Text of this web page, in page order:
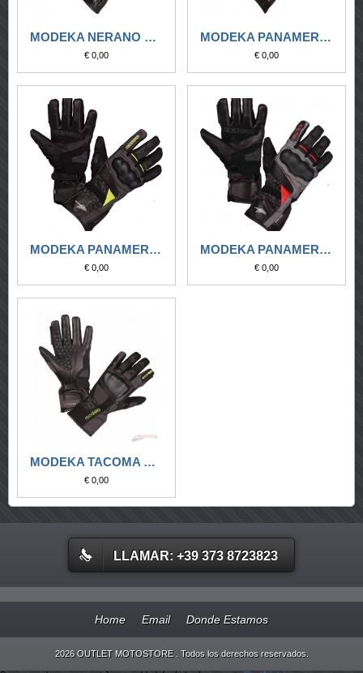
MODEKA NERANO NERO
€ 0,00
MODEKA PANAMERICANA NERO
€ 0,00
MODEKA PANAMERICANA NERO-GIALLO FLUO
€ 0,00
MODEKA PANAMERICANA NERO-ROSSO
€ 0,00
MODEKA TACOMA NERO-GRIGIO SCURO
€ 0,00
LLAMAR: +39 373 8723823
Home Email Donde Estamos
2026 OUTLET MOTOSTORE . Todos los derechos reservados.